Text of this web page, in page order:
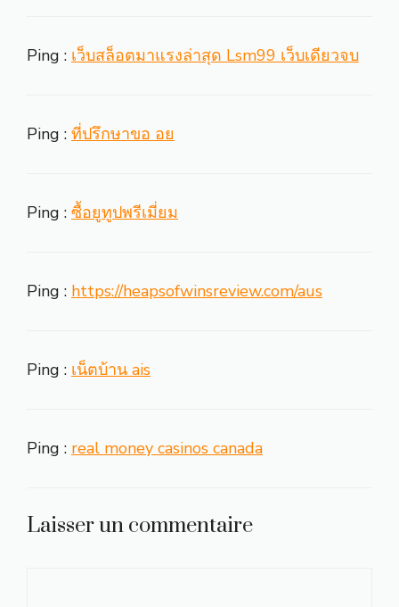
Ping : เว็บสล็อตมาแรงล่าสุด Lsm99 เว็บเดียวจบ
Ping : ที่ปรึกษาขอ อย
Ping : ซื้อยูทูปพรีเมี่ยม
Ping : https://heapsofwinsreview.com/aus
Ping : เน็ตบ้าน ais
Ping : real money casinos canada
Laisser un commentaire